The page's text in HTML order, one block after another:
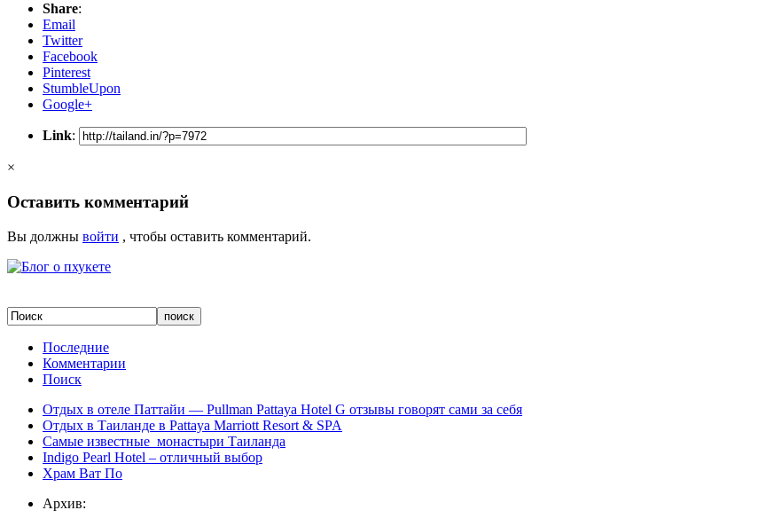
Share:
Email
Twitter
Facebook
Pinterest
StumbleUpon
Google+
Link:
×
Оставить комментарий
Вы должны войти , чтобы оставить комментарий.
Последние
Комментарии
Поиск
Отдых в отеле Паттайи — Pullman Pattaya Hotel G отзывы говорят сами за себя
Отдых в Таиланде в Pattaya Marriott Resort & SPA
Самые известные монастыри Таиланда
Indigo Pearl Hotel – отличный выбор
Храм Ват По
Архив: